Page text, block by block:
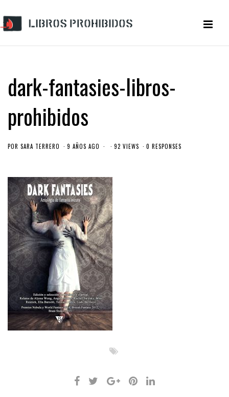
dark-fantasies-libros-
prohibidos
POR SARA TERRERO 9 AÑOS AGO 92 VIEWS 0 RESPONSES